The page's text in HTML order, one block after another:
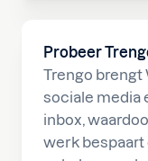
Probeer
Trengo brengt
sociale media
inbox,
werk bespaart